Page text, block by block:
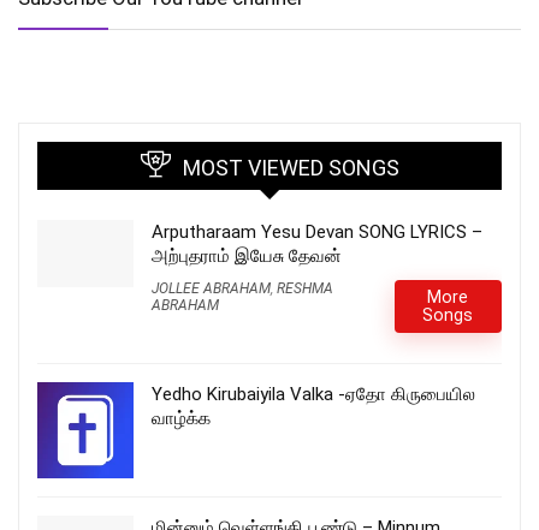
MOST VIEWED SONGS
Arputharaam Yesu Devan SONG LYRICS –
அற்புதராம் இயேசு தேவன்
JOLLEE ABRAHAM RESHMA
ABRAHAM
More
Songs
Yedho Kirubaiyila Valka -ஏதோ கிருபையில
வாழ்க்க